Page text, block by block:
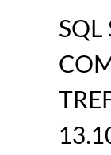
SQL